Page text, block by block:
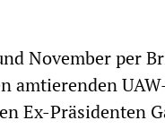
November per
amtierenden
Ex-Präsidenten